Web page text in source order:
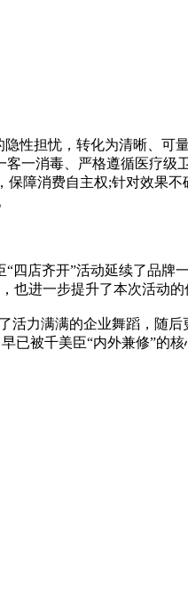
性担忧，转化为清晰、可
一消毒、严格遵循医疗级
障消费自主权;针对效果
店齐开”活动延续了品牌
也进一步提升了本次活动的
力满满的企业舞蹈，随后
被千美臣“内外兼修”的